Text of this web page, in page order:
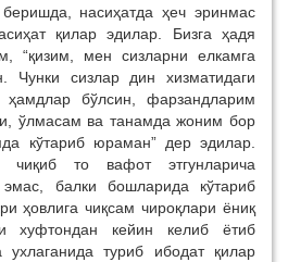
насиҳатда ҳеч эринмас
қилар эдилар. Бизга ҳадя
“қизим, мен сизларни елкамга
Чунки сизлар дин хизматидаги
ҳамдлар бўлсин, фарзандларим
ўлмасам ва танамда жоним бор
кўтариб юраман” дер эдилар.
чиқиб то вафот этгунларича
эмас, балки бошларида кўтариб
ҳовлига чиқсам чироқлари ёниқ
хуфтондан кейин келиб ётиб
туриб ибодат қилар